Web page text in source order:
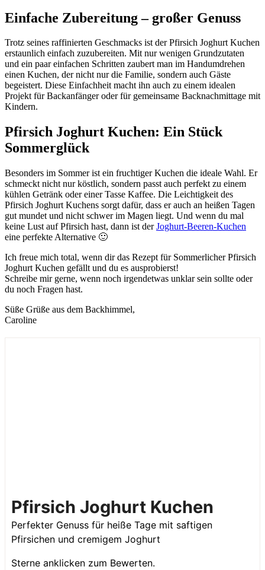
Einfache Zubereitung – großer Genuss
Trotz seines raffinierten Geschmacks ist der Pfirsich Joghurt Kuchen
erstaunlich einfach zuzubereiten. Mit nur wenigen Grundzutaten
und ein paar einfachen Schritten zaubert man im Handumdrehen
einen Kuchen, der nicht nur die Familie, sondern auch Gäste
begeistert. Diese Einfachheit macht ihn auch zu einem idealen
Projekt für Backanfänger oder für gemeinsame Backnachmittage mit
Kindern.
Pfirsich Joghurt Kuchen: Ein Stück
Sommerglück
Besonders im Sommer ist ein fruchtiger Kuchen die ideale Wahl. Er
schmeckt nicht nur köstlich, sondern passt auch perfekt zu einem
kühlen Getränk oder einer Tasse Kaffee. Die Leichtigkeit des
Pfirsich Joghurt Kuchens sorgt dafür, dass er auch an heißen Tagen
gut mundet und nicht schwer im Magen liegt. Und wenn du mal
keine Lust auf Pfirsich hast, dann ist derJoghurt-Beeren-Kuchen
eine perfekte Alternative 🙂
Ich freue mich total, wenn dir das Rezept für Sommerlicher Pfirsich
Joghurt Kuchen gefällt und du es ausprobierst!
Schreibe mir gerne, wenn noch irgendetwas unklar sein sollte oder
du noch Fragen hast.
Süße Grüße aus dem Backhimmel,
Caroline
Pfirsich Joghurt Kuchen
Perfekter Genuss für heiße Tage mit saftigen
Pfirsichen und cremigem Joghurt
Sterne anklicken zum Bewerten.